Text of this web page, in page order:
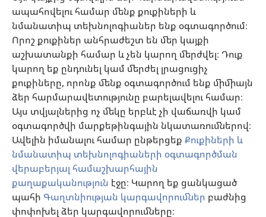
ապահովելու համար մենք քուքիների և
նմանատիպ տեխնոլոգիաներ ենք օգտագործում։
Որոշ քուքիներ անհրաժեշտ են մեր կայքի
աշխատանքի համար և չեն կարող մերժվել։ Դուք
կարող եք ընդունել կամ մերժել լրացուցիչ
քուքիները, որոնք մենք օգտագործում ենք միմիայն
ձեր հարմարավետությունը բարելավելու համար։
Այս տվյալներից ոչ մեկը երբևէ չի վաճառվի կամ
օգտագործվի մարքեթինգային նկատառումներով։
Ավելին իմանալու համար ընթերցեք Քուքիների և
նմանատիպ տեխնոլոգիաների օգտագործման
վերաբերյալ համաշխարհային
քաղաքականություն էջը։ Կարող եք ցանկացած
պահի Գաղտնիության կարգավորումներ բաժնից
փոփոխել ձեր կարգավորումները։
Նվիրատվություններ
(բացվում
է
նոր
պատուհան)
Դիտարանի ՕՆԼԱՅՆ ԳՐԱԴԱՐԱՆ
(բացվում
է
նոր
պատուհան)
JW Hub
(բացվում
է
նոր
պատուհան)
JW Library® հավելված
Watchtower Library
Copyright © 2026 Watch Tower Bible and Tract Society of Pennsylvania.
ՕԳՏԱԳՈՐԾՄԱՆ ՊԱՅՄԱՆՆԵՐ |